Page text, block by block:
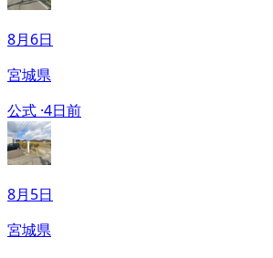
8月6日
宮城県
公式 ·4日前
8月5日
宮城県